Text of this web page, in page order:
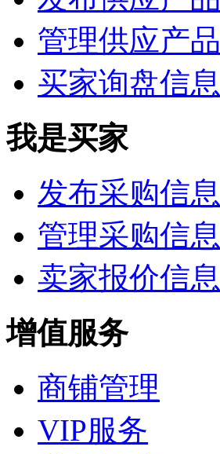
管理供应产品
买家询盘信息
我是买家
发布采购信息
管理采购信息
卖家报价信息
增值服务
商铺管理
VIP服务